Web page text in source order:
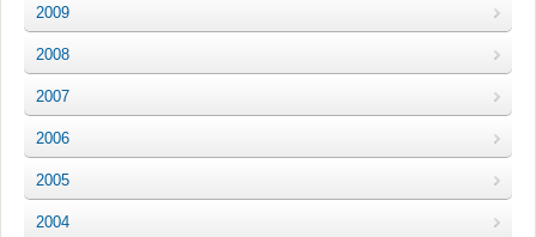
2009
2008
2007
2006
2005
2004